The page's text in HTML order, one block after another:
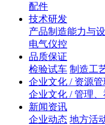
配件
技术研发
产品制造能力与
电气仪控
品质保证
检验试车 制造工
企业文化 / 资源管
企业文化 / 管理、
新闻资讯
企业动态 地方活